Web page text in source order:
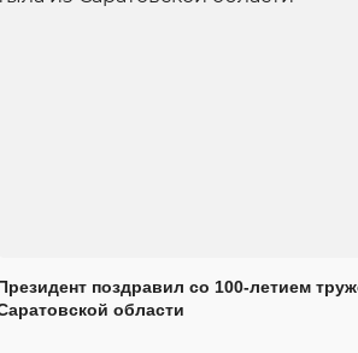
поздравил со 100-летием
области